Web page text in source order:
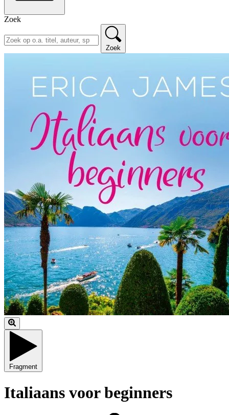
Zoek
Zoek
Fragment
Italiaans voor beginners